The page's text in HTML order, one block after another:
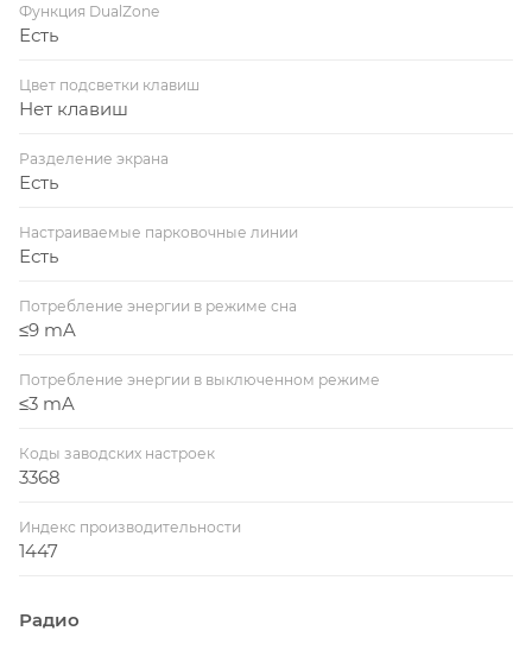
Функция DualZone
Есть
Цвет подсветки клавиш
Нет клавиш
Разделение экрана
Есть
Настраиваемые парковочные линии
Есть
Потребление энергии в режиме сна
≤9 mA
Потребление энергии в выключенном режиме
≤3 mA
Коды заводских настроек
3368
Индекс производительности
1447
Радио